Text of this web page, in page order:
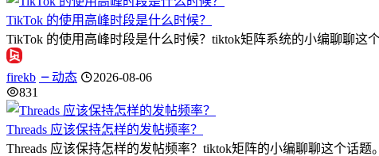
TikTok 的使用高峰时段是什么时候？
TikTok 的使用高峰时段是什么时候？tiktok矩阵系统的小编聊聊
firekb 动态
2026-08-06
831
Threads 应该保持怎样的发帖频率？
Threads 应该保持怎样的发帖频率？tiktok矩阵的小编聊聊这个话